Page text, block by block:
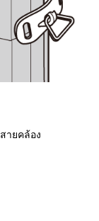
ายคล้อง